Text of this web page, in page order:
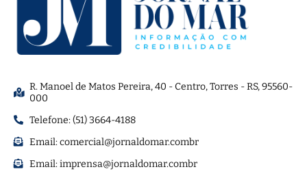
R. Manoel de Matos Pereira, 40 - Centro, Torres - RS, 95560-
000
Telefone: (51) 3664-4188
Email:comercial@jornaldomar.combr
Email:imprensa@jornaldomar.combr